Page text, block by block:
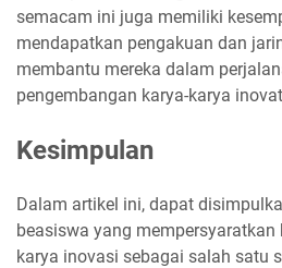
semacam ini juga memiliki
mendapatkan pengakuan dan
membantu mereka dalam
pengembangan karya-karya
Kesimpulan
Dalam artikel ini, dapat
beasiswa yang
karya inovasi sebagai salah satu